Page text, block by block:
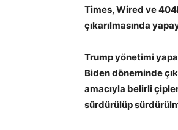
Times, Wired ve
çıkarılmasında
Trump yönetimi
Biden döneminde
amacıyla belirli
sürdürülüp